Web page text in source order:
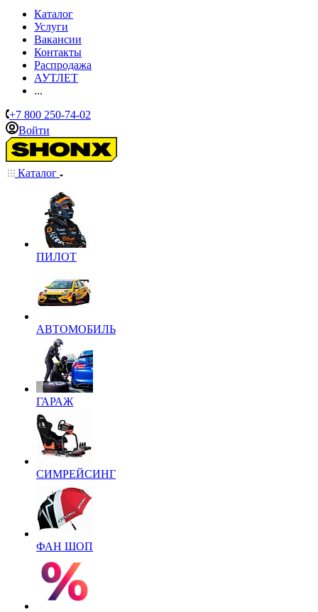
Каталог
Услуги
Вакансии
Контакты
Распродажа
АУТЛЕТ
...
+7 800 250-74-02
Войти
Каталог
ПИЛОТ
АВТОМОБИЛЬ
ГАРАЖ
СИМРЕЙСИНГ
ФАН ШОП